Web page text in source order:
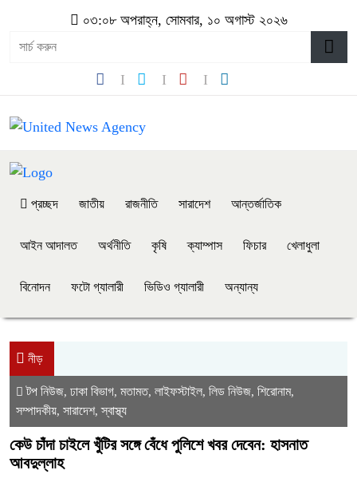
০৩:০৮ অপরাহ্ন, সোমবার, ১০ অগাস্ট ২০২৬
প্রচ্ছদ জাতীয় রাজনীতি সারাদেশ আন্তর্জাতিক
আইন আদালত অর্থনীতি কৃষি ক্যাম্পাস ফিচার খেলাধুলা
বিনোদন ফটো গ্যালারী ভিডিও গ্যালারী অন্যান্য
নীড়
টপ নিউজ, ঢাকা বিভাগ, মতামত, লাইফস্টাইল, লিড নিউজ, শিরোনাম,
সম্পাদকীয়, সারাদেশ,স্বাস্থ্য
কেউ চাঁদা চাইলে খুঁটির সঙ্গে বেঁধে পুলিশে খবর দেবেন: হাসনাত
আবদুল্লাহ